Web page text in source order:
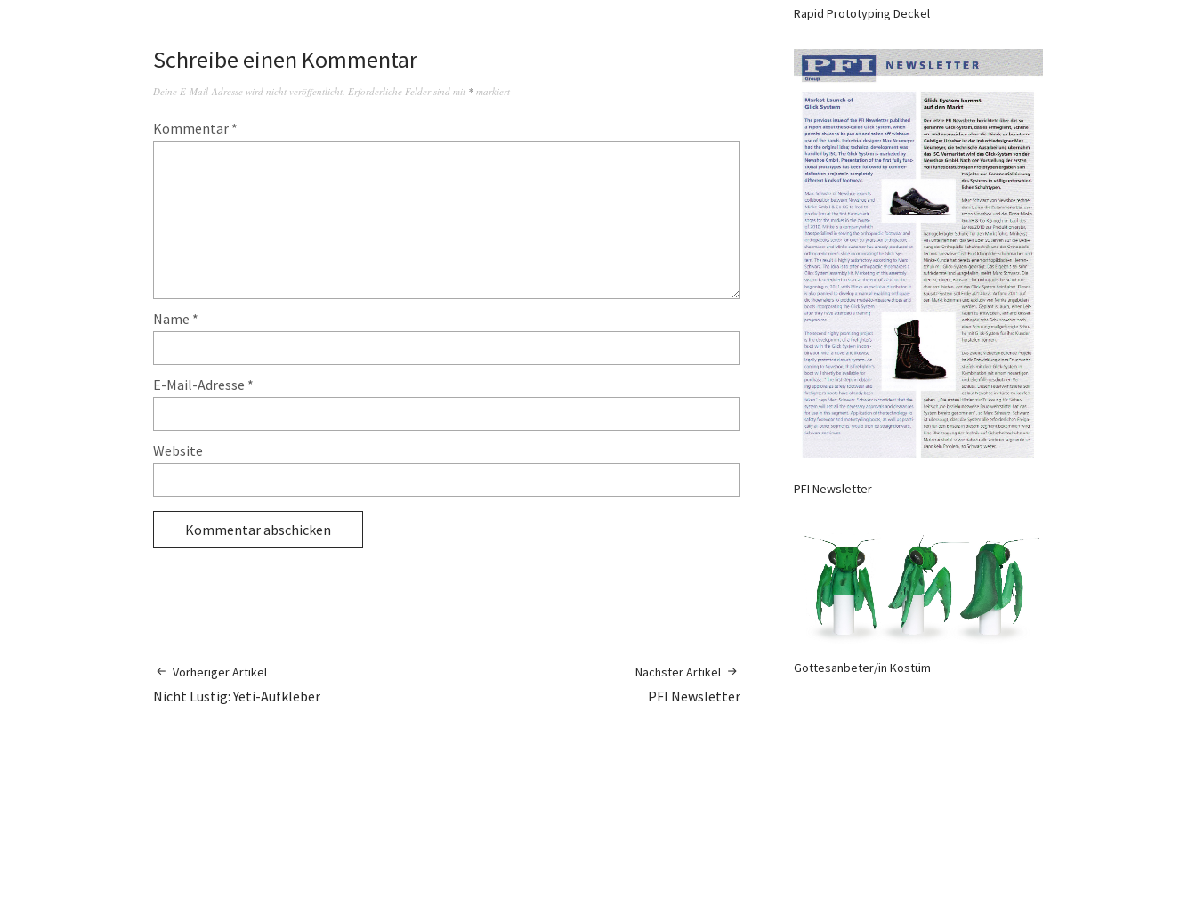
Schreibe einen Kommentar
Deine E-Mail-Adresse wird nicht veröffentlicht. Erforderliche Felder sind mit * markiert
Kommentar *
Name *
E-Mail-Adresse *
Website
Vorheriger Artikel
Nicht Lustig: Yeti-Aufkleber
Nächster Artikel
PFI Newsletter
Rapid Prototyping Deckel
PFI Newsletter
Gottesanbeter/in Kostüm